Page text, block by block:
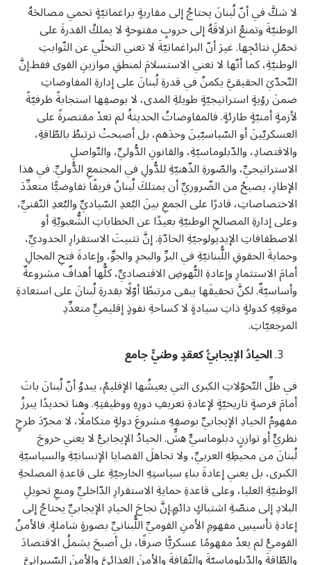
لا شكَّ في أنّ لُبنانَ يحتاجُ إلى مقاربةٍ براغماتيّةٍ تحمي مصالحَهُ
الوطنيّةَ وتمنعُ انزلاقَهُ إلى حروبٍ مفتوحةٍ لا يملكُ القدرةَ على
تحمّلِ نتائجِها. غيرَ أنّ البراغماتيّةَ لا تعني التخلّي عن الثّوابتِ
الوطنيّةِ، كما أنّها لا تعني الاستسلامَ لمنطقِ موازينِ القوى فقط.إنَّ
التّحدّيَ الحقيقيَّ يكمنُ في قدرةِ لُبنانَ على إدارةِ المفاوضاتِ
ضمنَ رؤيةٍ استراتيجيّةٍ طويلةِ المدى، لا بوصفِها استجابةً ظرفيّةً
لأزمةٍ أمنيّةٍ طارئةٍ. فالمفاوضاتُ الحديثةُ لم تعدْ مقتصرةً على
العسكريّينَ أو السّياسيّينَ وحدَهم، بل أصبحتْ ترتبطُ بالطّاقةِ،
والاقتصادِ، والدّبلوماسيّةِ، والقانونِ الدُّوليِّ، والتّواصلِ
الاستراتيجيِّ، والصّورةِ الذّهنيّةِ للدُّولِ في المجتمعِ الدُّوليِّ. في هذا
الإطارِ، يصبحُ من الضّروريِّ أن يمتلكَ لُبنانُ فريقًا تفاوضيًّا متعدِّدَ
الاختصاصاتِ، قادرًا على الجمعِ بينَ البُعدِ السّياديِّ والبُعدِ التّقنيِّ،
وعلى إدارةِ المصالحِ الوطنيّةِ بعيدًا عن الخطاباتِ الشُّعبويّةِ أو
الاصطفافاتِ الإيديولوجيّةِ الحادّةِ. إنَّ تثبيتَ الاستقرارِ الحدوديِّ،
وحمايةَ الحقوقِ اللُّبنانيّةِ في البرِّ والبحرِ والجوِّ، وإعادةَ فتحِ المجالِ
أمامَ الاستثمارِ وإعادةِ النُّهوضِ الاقتصاديِّ، كلُّها أهدافٌ مشروعةٌ
وأساسيّةٌ. لكنَّ تحقيقَها يبقى مرتبطًا أوّلًا بقدرةِ لُبنانَ على استعادةِ
موقعِهِ كدولةٍ ذاتِ سيادةٍ لا كساحةِ نفوذٍ إقليميٍّ متعدِّدِ
المرجعيّاتِ.
الحيادُ الإيجابيُّ كعقدٍ وطنيٍّ جامع
في ظلِّ التّحوّلاتِ الكبرى التي يعيشُها الإقليمُ، يبدوُ أنّ لُبنانَ باتَ
أمامَ فرصةٍ تاريخيّةٍ لإعادةِ تعريفِ دورِهِ ووظيفتِهِ. وهنا تحديدًا يبرزُ
مفهومُ الحيادِ الإيجابيِّ بوصفِهِ مشروعَ دولةٍ متكاملًا، لا مجرّدَ طرحٍ
نظريٍّ أو توازنٍ دبلوماسيٍّ هشٍّ. الحيادُ الإيجابيُّ لا يعني خروجَ
لُبنانَ من محيطِهِ العربيِّ، ولا تجاهلَ القضايا الإنسانيّةِ والسياسيّةِ
الكبرى، بل يعني إعادةَ بناءِ سياستِهِ الخارجيّةِ على قاعدةِ المصلحةِ
الوطنيّةِ العليا، وعلى قاعدةِ حمايةِ الاستقرارِ الدّاخليِّ ومنعِ تحويلِ
البلادِ إلى منصّةِ اشتباكٍ دائمٍ.إنَّ نجاحَ الحيادِ الإيجابيِّ يحتاجُ إلى
إعادةِ تأسيسِ مفهومِ الأمنِ القوميِّ اللُّبنانيِّ بصورةٍ شاملةٍ. فالأمنُ
القوميُّ لم يعدْ مفهومًا عسكريًّا صرفًا، بل أصبحَ يشملُ الاقتصادَ
والطّاقةَ والدّبلوماسيّةَ والثّقافةَ والأمنَ الغذائيَّ والأمنَ السّيبرانيَّ